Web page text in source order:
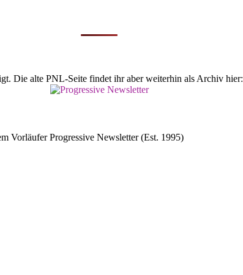
Die alte PNL-Seite findet ihr aber weiterhin als Archiv hier:
Vorläufer Progressive Newsletter (Est. 1995)